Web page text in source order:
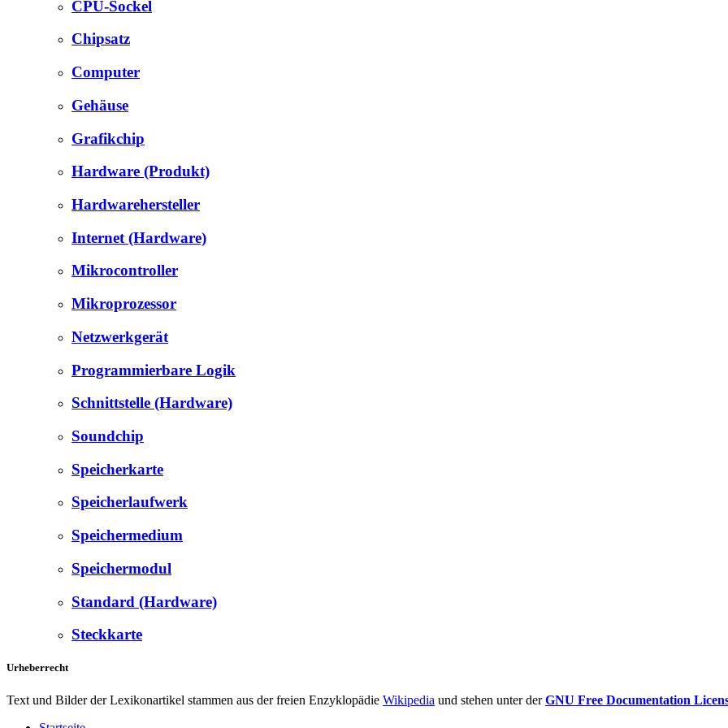
CPU-Sockel
Chipsatz
Computer
Gehäuse
Grafikchip
Hardware (Produkt)
Hardwarehersteller
Internet (Hardware)
Mikrocontroller
Mikroprozessor
Netzwerkgerät
Programmierbare Logik
Schnittstelle (Hardware)
Soundchip
Speicherkarte
Speicherlaufwerk
Speichermedium
Speichermodul
Standard (Hardware)
Steckkarte
Urheberrecht
Text und Bilder der Lexikonartikel stammen aus der freien Enzyklopädie Wikipedia und stehen unter derGNU Free Documentation